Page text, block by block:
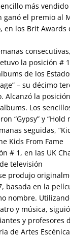
más
ganó el premio al
en los Brit Awards
consecutivas,
la posición #
de los
– su décimo
Alcanzó la
Los
“Gypsy” y “Hold
seguidas,
Kids From Fame
# 1, en las UK
televisión
produjo
basada en la
nombre.
y música,
y profesores
de Artes